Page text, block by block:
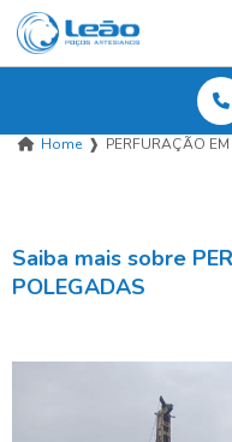
Home ❱ PERFURAÇÃO
Saiba mais sobre
POLEGADAS